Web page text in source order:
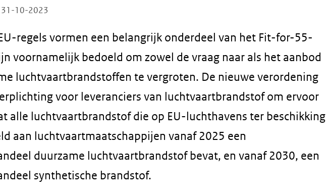
31-10-2023
regels vormen een belangrijk onderdeel van het Fit-for-55-
voornamelijk bedoeld om zowel de vraag naar als het aanbod
luchtvaartbrandstoffen te vergroten. De nieuwe verordening
voor leveranciers van luchtvaartbrandstof om ervoor
alle luchtvaartbrandstof die op EU-luchthavens ter beschikking
aan luchtvaartmaatschappijen vanaf 2025 een
duurzame luchtvaartbrandstof bevat, en vanaf 2030, een
synthetische brandstof.